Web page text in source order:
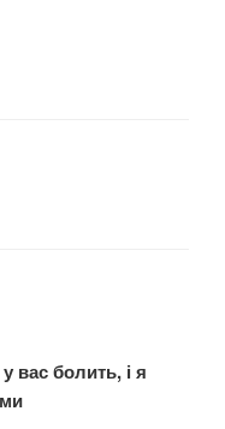
вас болить, і я